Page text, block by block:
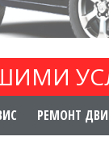
РЕМОНТ